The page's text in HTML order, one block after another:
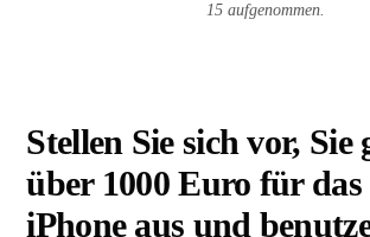
15 aufgenommen.
Stellen Sie sich vor, Sie
über 1000 Euro für das
iPhone aus und